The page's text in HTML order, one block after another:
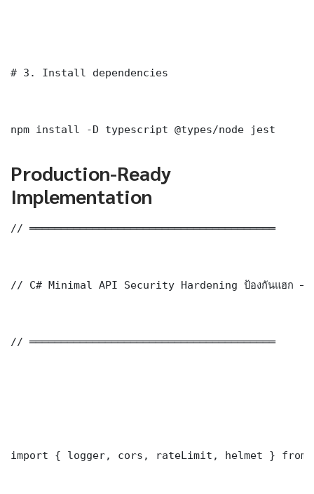
# 3. Install dependencies
npm install -D typescript @types/node jest
Production-Ready
Implementation
// ═══════════════════════════════════════
// C# Minimal API Security Hardening ป้องกันแฮก —
// ═══════════════════════════════════════
import { logger, cors, rateLimit, helmet } from